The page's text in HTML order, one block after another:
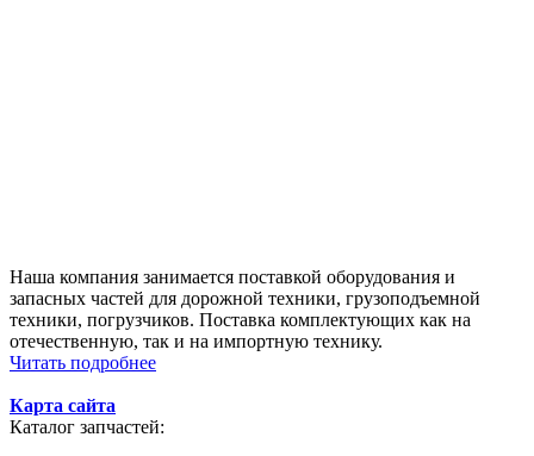
Наша компания занимается поставкой оборудования и
запасных частей для дорожной техники, грузоподъемной
техники, погрузчиков. Поставка комплектующих как на
отечественную, так и на импортную технику.
Читать подробнее
Карта сайта
Каталог запчастей: